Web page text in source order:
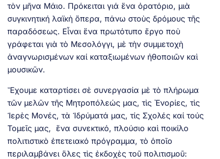
τὸν μῆνα Μάιο. Πρόκειται γιά ἕνα ὀρατόριο, μιὰ
συγκινητική λαϊκὴ ὄπερα, πάνω στοὺς δρόμους τῆς
παραδόσεως. Εἶναι ἕνα πρωτότυπο ἔργο ποὺ
γράφεται γιὰ τὸ Μεσολόγγι, μὲ τὴν συμμετοχὴ
ἀναγνωρισμένων καί καταξιωμένων ἠθοποιῶν καὶ
μουσικῶν.
Ἔχουμε καταρτίσει σὲ συνεργασία μὲ τὸ πλήρωμα
τῶν μελῶν τῆς Μητροπόλεώς μας, τὶς Ἐνορίες, τὶς
Ἱερὲς Μονές, τὰ Ἱδρύματά μας, τίς Σχολές καί τούς
Τομεῖς μας, ἕνα συνεκτικό, πλούσιο καὶ ποικίλο
πολιτιστικὸ ἐπετειακό πρόγραμμα, τὸ ὁποῖο
περιλαμβάνει ὅλες τὶς ἐκδοχὲς τοῦ πολιτισμοῦ: